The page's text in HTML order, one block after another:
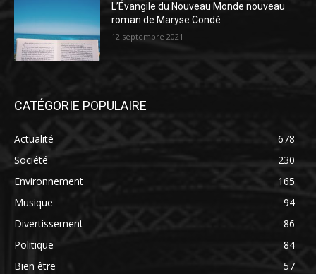
L’Évangile du Nouveau Monde nouveau
roman de Maryse Condé
12 septembre 2021
CATÉGORIE POPULAIRE
Actualité
678
Société
230
Environnement
165
Musique
94
Divertissement
86
Politique
84
Bien être
57